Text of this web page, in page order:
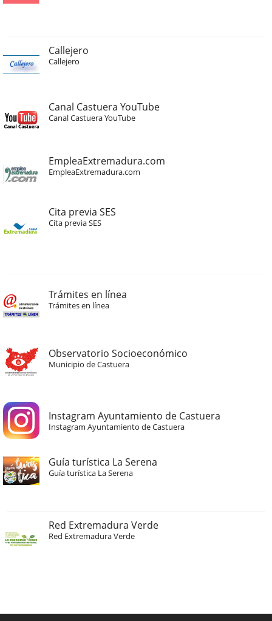
Callejero
Callejero
Canal Castuera YouTube
Canal Castuera YouTube
EmpleaExtremadura.com
EmpleaExtremadura.com
Cita previa SES
Cita previa SES
Trámites en línea
Trámites en línea
Observatorio Socioeconómico
Municipio de Castuera
Instagram Ayuntamiento de Castuera
Instagram Ayuntamiento de Castuera
Guía turística La Serena
Guía turística La Serena
Red Extremadura Verde
Red Extremadura Verde